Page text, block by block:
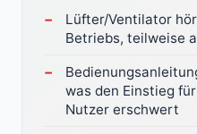
Lüfter/Ventilator
Betriebs, teilweise
was den Einstieg
Nutzer erschwert